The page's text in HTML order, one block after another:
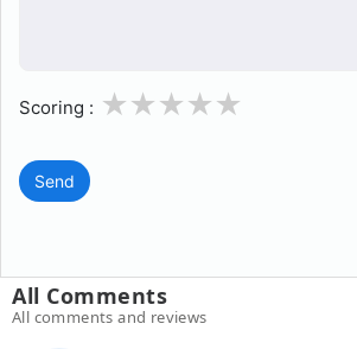
Scoring : 3
2
1
Send
All Comments
All comments and reviews